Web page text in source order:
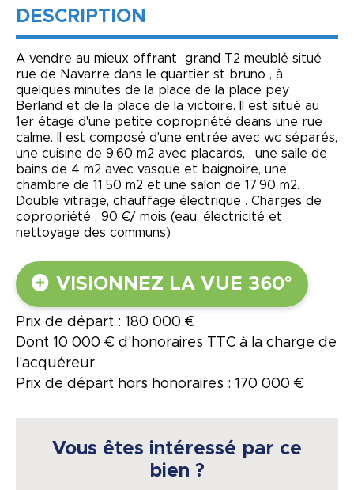
DESCRIPTION
A vendre au mieux offrant grand T2 meublé situé
rue de Navarre dans le quartier st bruno , à
quelques minutes de la place de la place pey
Berland et de la place de la victoire. Il est situé au
1er étage d'une petite copropriété deans une rue
calme. Il est composé d'une entrée avec wc séparés,
une cuisine de 9,60 m2 avec placards, , une salle de
bains de 4 m2 avec vasque et baignoire, une
chambre de 11,50 m2 et une salon de 17,90 m2.
Double vitrage, chauffage électrique . Charges de
copropriété : 90 €/ mois (eau, électricité et
nettoyage des communs)
VISIONNEZ LA VUE 360°
Prix de départ : 180 000 €
Dont 10 000 € d'honoraires TTC à la charge de
l'acquéreur
Prix de départ hors honoraires : 170 000 €
Vous êtes intéressé par ce
bien ?